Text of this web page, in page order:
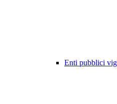
Enti pubblici